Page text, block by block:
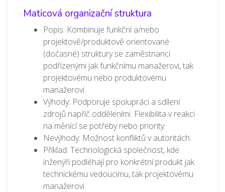
Maticová organizační struktura
Popis: Kombinuje funkční a/nebo
projektově/produktově orientované
(dočasné) struktury se zaměstnanci
podřízenými jak funkčnímu manažerovi, tak
projektovému nebo produktovému
manažerovi.
Výhody: Podporuje spolupráci a sdílení
zdrojů napříč odděleními. Flexibilita v reakci
na měnící se potřeby nebo priority.
Nevýhody: Možnost konfliktů v autoritách.
Příklad: Technologická společnost, kde
inženýři podléhají pro konkrétní produkt jak
technickému vedoucímu, tak projektovému
manažerovi.